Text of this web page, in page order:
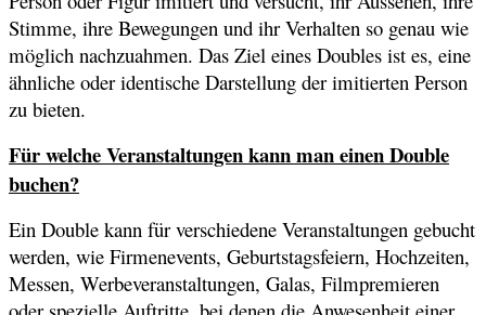
Stimme, ihre Bewegungen und ihr Verhalten so genau wie
möglich nachzuahmen. Das Ziel eines Doubles ist es, eine
ähnliche oder identische Darstellung der imitierten Person
zu bieten.
Für welche Veranstaltungen kann man einen Double
buchen?
Ein Double kann für verschiedene Veranstaltungen gebucht
werden, wie Firmenevents, Geburtstagsfeiern, Hochzeiten,
Messen, Werbeveranstaltungen, Galas, Filmpremieren